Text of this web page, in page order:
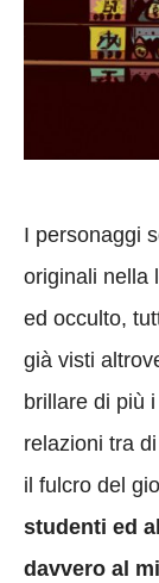
I personaggi
originali nella
ed occulto,
già visti
brillare di più
relazioni tra
il fulcro del
studenti ed
davvero al